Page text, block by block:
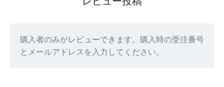
購入者のみがレビューできます。購入時の受注番号
とメールアドレスを入力してください。